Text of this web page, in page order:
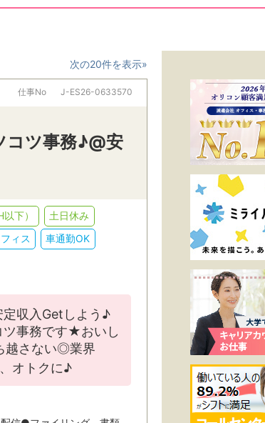
次の20件を表示»
仕事No J-ES26-0633570
ツ事務♪@安
下）
土日休み
ィス
車通勤OK
収入Getしよう♪
ツ事務です★おいし
越さない◎業界
オトクに♪